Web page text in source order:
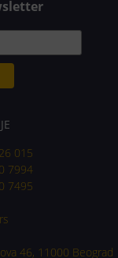
015
7994
7495
46, 11000 Beograd